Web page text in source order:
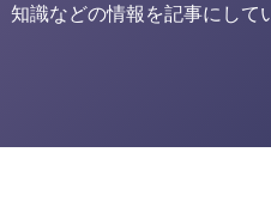
識などの情報を記事にして